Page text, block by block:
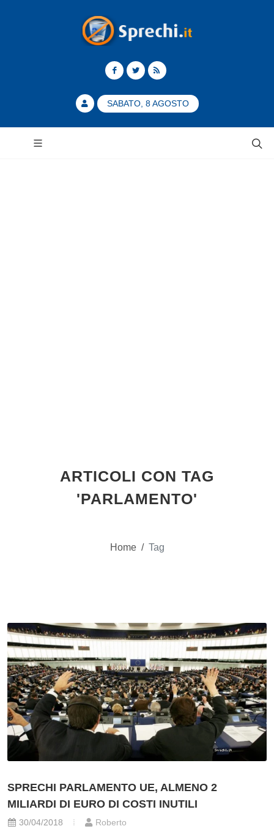
SABATO, 8 AGOSTO
ARTICOLI CON TAG
'PARLAMENTO'
Home / Tag
SPRECHI PARLAMENTO UE, ALMENO 2
MILIARDI DI EURO DI COSTI INUTILI
30/04/2018
Roberto